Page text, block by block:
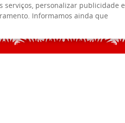
serviços, personalizar publicidade e
Informamos ainda que